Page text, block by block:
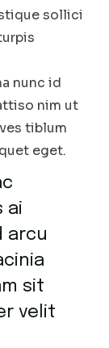
sollici
nunc id
nim ut
tiblum
eget.
ai
arcu
sit
velit